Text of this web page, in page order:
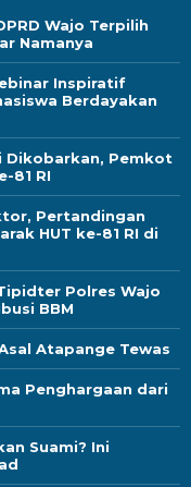
Wajo Terpilih
Namanya
Inspiratif
Berdayakan
Dikobarkan, Pemkot
81 RI
Pertandingan
HUT ke-81 RI di
Polres Wajo
BBM
Atapange Tewas
Penghargaan dari
Suami? Ini